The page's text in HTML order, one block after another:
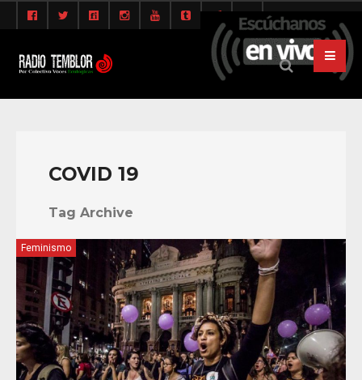
COVID 19
Tag Archive
Feminismo